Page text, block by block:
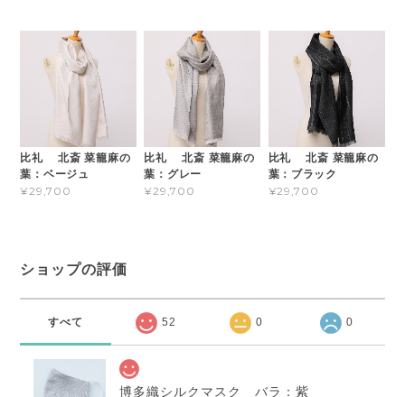
比礼 北斎 菜籠麻の
葉：ベージュ
¥29,700
比礼 北斎 菜籠麻の
葉：グレー
¥29,700
比礼 北斎 菜籠麻の
葉：ブラック
¥29,700
ショップの評価
すべて 52 0 0
博多織シルクマスク バラ：紫